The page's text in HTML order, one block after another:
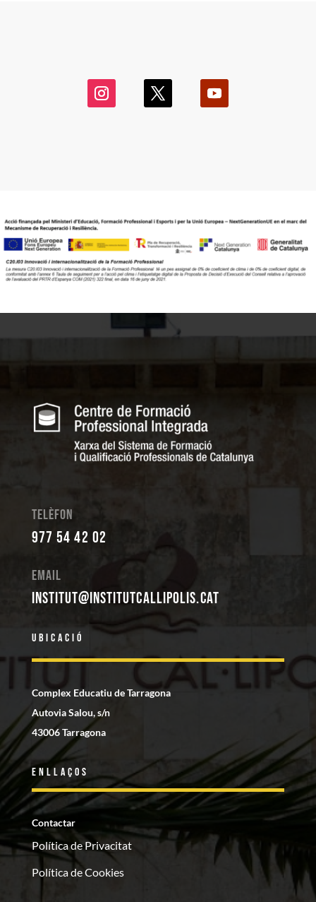
Telèfon
977 54 42 02
Email
institut@institutcallipolis.cat
Ubicació
Complex Educatiu de Tarragona
Autovia Salou, s/n
43006 Tarragona
Enllaços
Contactar
Política de Privacitat
Política de Cookies